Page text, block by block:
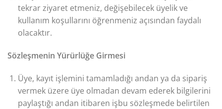
tekrar ziyaret etmeniz, değişebilecek üyelik ve
kullanım koşullarını öğrenmeniz açısından faydalı
olacaktır.
Sözleşmenin Yürürlüğe Girmesi
Üye, kayıt işlemini tamamladığı andan ya da sipariş
vermek üzere üye olmadan devam ederek bilgilerini
paylaştığı andan itibaren işbu sözleşmede belirtilen